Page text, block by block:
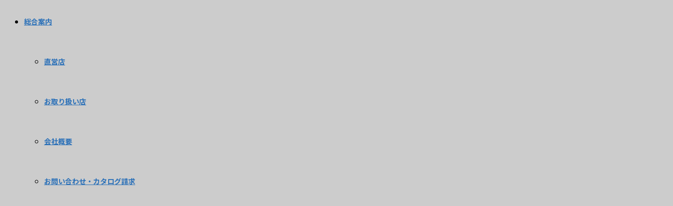
総合案内
直営店
お取り扱い店
会社概要
お問い合わせ・カタログ請求